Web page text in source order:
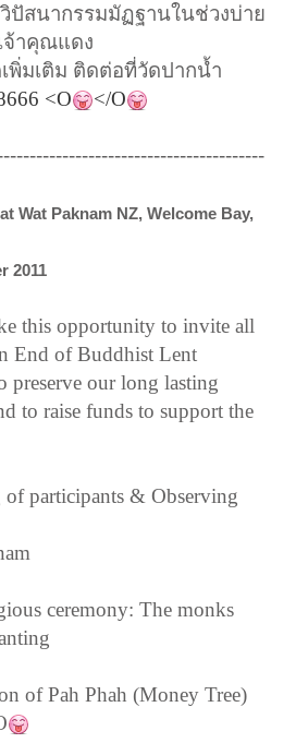
ปัสนากรรมมัฏฐานในช่วงบ่าย
จ้าคุณแดง
พิ่มเติม ติดต่อที่วัดปากน้ำ
<O
</O
Wat Paknam NZ, Welcome Bay,
2011
this opportunity to invite all
End of Buddhist Lent
preserve our long lasting
to raise funds to support the
of participants & Observing
ceremony: The monks
of Pah Phah (Money Tree)